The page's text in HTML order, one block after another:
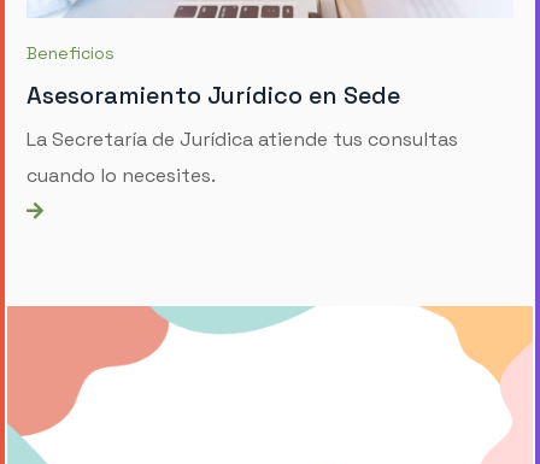
Beneficios
Asesoramiento Jurídico en Sede
La Secretaría de Jurídica atiende tus consultas
cuando lo necesites.